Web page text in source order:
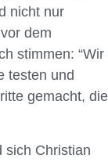
nicht nur
dem
stimmen: “Wir
testen und
gemacht, die
sich Christian